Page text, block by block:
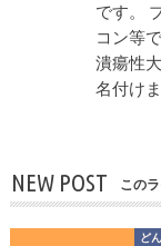
です。
コン等
潰瘍性
名付けま
NEW POST この
ど